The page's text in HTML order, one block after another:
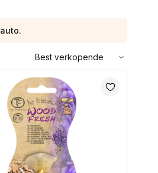
Sorteer
op: